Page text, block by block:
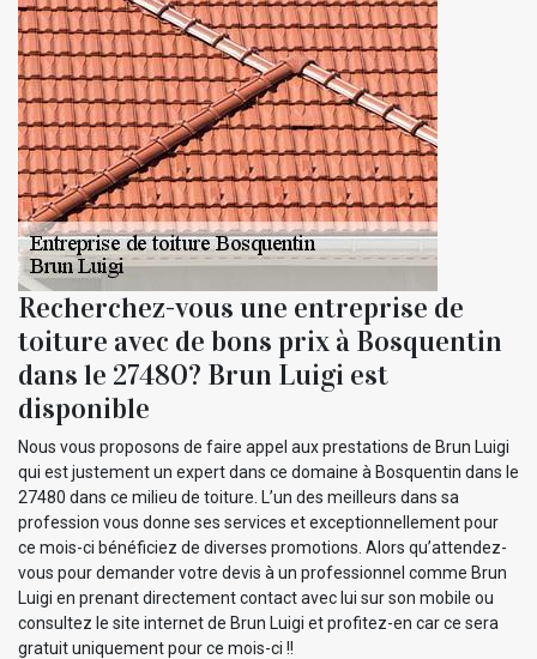
Recherchez-vous une entreprise de
toiture avec de bons prix à Bosquentin
dans le 27480? Brun Luigi est
disponible
Nous vous proposons de faire appel aux prestations de Brun Luigi
qui est justement un expert dans ce domaine à Bosquentin dans le
27480 dans ce milieu de toiture. L’un des meilleurs dans sa
profession vous donne ses services et exceptionnellement pour
ce mois-ci bénéficiez de diverses promotions. Alors qu’attendez-
vous pour demander votre devis à un professionnel comme Brun
Luigi en prenant directement contact avec lui sur son mobile ou
consultez le site internet de Brun Luigi et profitez-en car ce sera
gratuit uniquement pour ce mois-ci !!